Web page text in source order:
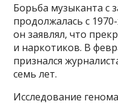
Борьба музыканта с
продолжалась с
он заявлял, что
и наркотиков. В
признался
семь лет.
Исследование